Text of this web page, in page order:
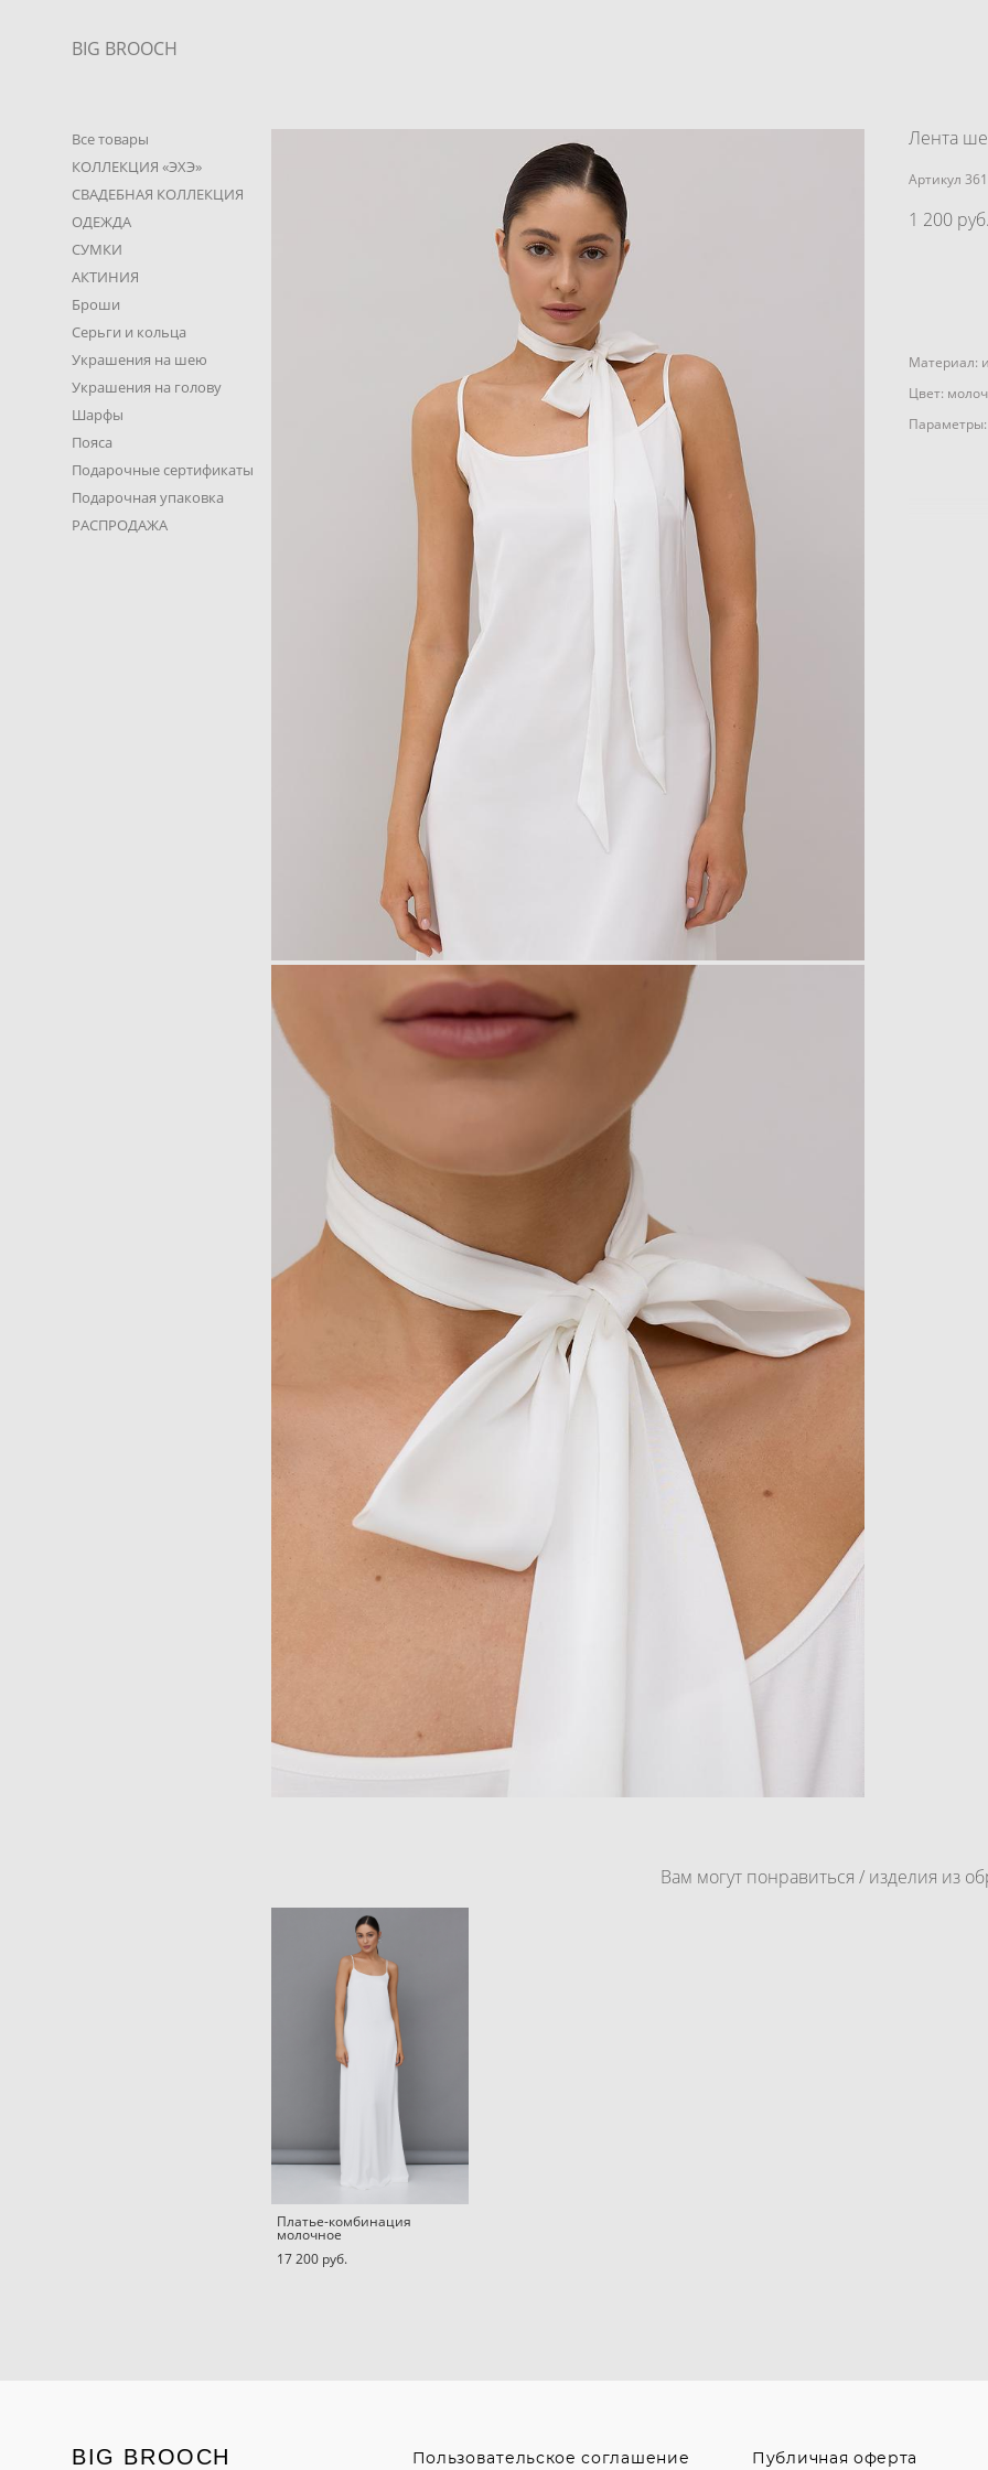
BIG BROOCH
Все товары
КОЛЛЕКЦИЯ «ЭХЭ»
СВАДЕБНАЯ КОЛЛЕКЦИЯ
ОДЕЖДА
СУМКИ
АКТИНИЯ
Броши
Серьги и кольца
Украшения на шею
Украшения на голову
Шарфы
Пояса
Подарочные сертификаты
Подарочная упаковка
РАСПРОДАЖА
Лента
Артикул
1 200
Материал:
Цвет:
Вам могут понравиться / изделия из
Платье-комбинация
молочное
17 200 pуб.
BIG BROOCH Пользовательское соглашение Публичная оферта